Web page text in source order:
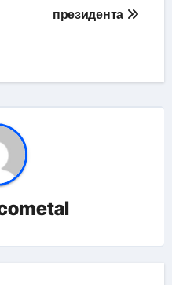
президента